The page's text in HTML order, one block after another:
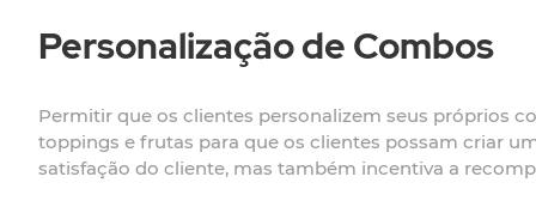
Personalização de Combos
Permitir que os clientes personalizem seus próprios
toppings e frutas para que os clientes possam criar
satisfação do cliente, mas também incentiva a